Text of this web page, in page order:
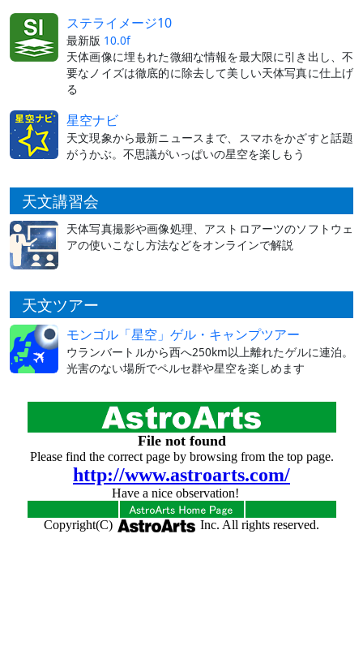
ステライメージ10
最新版 10.0f
天体画像に埋もれた微細な情報を最大限に引き出し、不
要なノイズは徹底的に除去して美しい天体写真に仕上げ
る
星空ナビ
天文現象から最新ニュースまで、スマホをかざすと話題
がうかぶ。不思議がいっぱいの星空を楽しもう
天文講習会
天体写真撮影や画像処理、アストロアーツのソフトウェ
アの使いこなし方法などをオンラインで解説
天文ツアー
モンゴル「星空」ゲル・キャンプツアー
ウランバートルから西へ250km以上離れたゲルに連泊。
光害のない場所でペルセ群や星空を楽しめます